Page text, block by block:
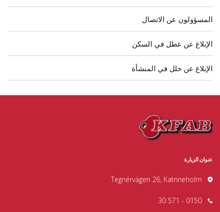
المسؤولون عن الاتصال
الإبلاغ عن عطل في السكن
الإبلاغ عن خلل في المنشأة
عنوان الزيارة
Tegnérvägen 26, Katrineholm
0150 - 571 30